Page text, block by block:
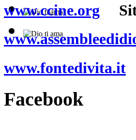
www.ccine.org
www.fontedivita.it
Facebook